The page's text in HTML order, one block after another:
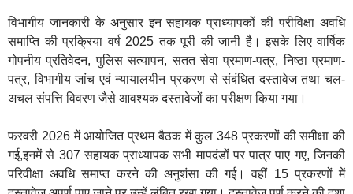
विभागीय जानकारी के अनुसार इन सहायक प्राध्यापकों की परीविक्षा अवधि
समाप्ति की प्रक्रिया वर्ष 2025 तक पूरी की जानी है। इसके लिए वार्षिक
गोपनीय प्रतिवेदन, पुलिस सत्यापन, सतत सेवा प्रमाण-पत्र, निष्ठा प्रमाण-
पत्र, विभागीय जांच एवं न्यायालयीन प्रकरण से संबंधित दस्तावेज तथा चल-
अचल संपत्ति विवरण जैसे आवश्यक दस्तावेजों का परीक्षण किया गया।
फरवरी 2026 में आयोजित प्रथम बैठक में कुल 348 प्रकरणों की समीक्षा की
गई,इनमें से 307 सहायक प्राध्यापक सभी मापदंडों पर पात्र पाए गए, जिनकी
परिवीक्षा अवधि समाप्त करने की अनुशंसा की गई। वहीं 15 प्रकरणों में